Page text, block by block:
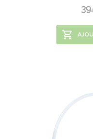
39.